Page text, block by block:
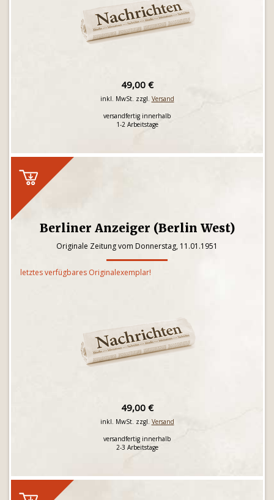
49,00 €
inkl. MwSt. zzgl. Versand
versandfertig innerhalb
1-2 Arbeitstage
Berliner Anzeiger (Berlin West)
Originale Zeitung vom Donnerstag, 11.01.1951
letztes verfügbares Originalexemplar!
49,00 €
inkl. MwSt. zzgl. Versand
versandfertig innerhalb
2-3 Arbeitstage